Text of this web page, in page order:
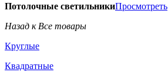
Потолочные светильникиПросмотреть
Назад к Все товары
Круглые
Квадратные